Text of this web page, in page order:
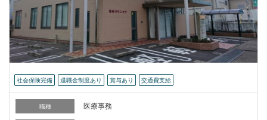
社会保険完備 退職金制度あり 賞与あり 交通費支給
職種 医療事務